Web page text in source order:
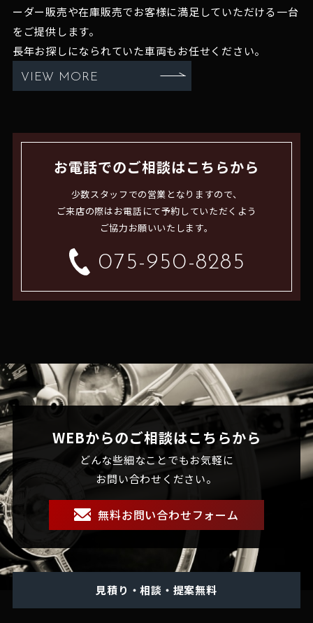
ーダー販売や在庫販売でお客様に満足していただける一台
をご提供します。
長年お探しになられていた車両もお任せください。
VIEW MORE
お電話でのご相談はこちらから
少数スタッフでの営業となりますので、
ご来店の際はお電話にて予約していただくよう
ご協力お願いいたします。
075-950-8285
WEBからのご相談はこちらから
どんな些細なことでもお気軽に
お問い合わせください。
無料お問い合わせフォーム
見積り・相談・提案無料